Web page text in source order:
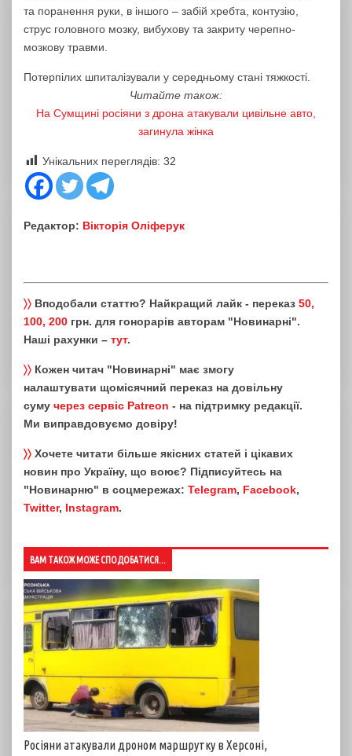
та поранення руки, в іншого – забій хребта, контузію,
струс головного мозку, вибухову та закриту черепно-
мозкову травми.
Потерпілих шпиталізували у середньому стані тяжкості.
Читайте також:
На Сумщині росіяни з дрона атакували цивільне авто,
загинула жінка
Унікальних переглядів: 32
Редактор: Вікторія Оліферук
〉〉 Вподобали статтю? Найкращий лайк - переказ 50,
100, 200 грн. для гонорарів авторам "Новинарні".
Наші рахунки – тут.
〉〉 Кожен читач "Новинарні" має змогу
налаштувати щомісячний переказ на довільну
суму через сервіс Patreon - на підтримку редакції.
Ми виправдовуємо довіру!
〉〉 Хочете читати більше якісних статей і цікавих
новин про Україну, що воює? Підписуйтесь на
"Новинарню" в соцмережах: Telegram, Facebook,
Twitter, Instagram.
ВАМ ТАКОЖ МОЖЕ СПОДОБАТИСЯ...
Росіяни атакували дроном маршрутку в Херсоні,